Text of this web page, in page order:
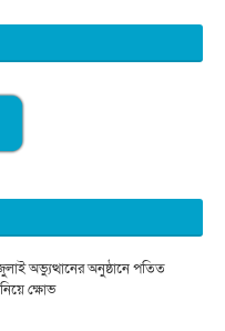
অভ্যুত্থানের অনুষ্ঠানে পতিত
ক্ষোভ